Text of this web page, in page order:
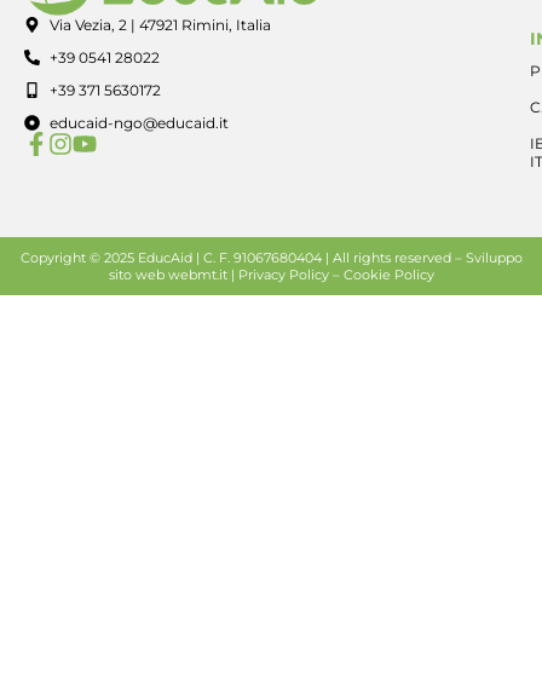
Via Vezia, 2 | 47921 Rimini, Italia
+39 0541 28022
+39 371 5630172
educaid-ngo@educaid.it
Copyright © 2025 EducAid | C. F. 91067680404 | All rights reserved – Sviluppo
sito webwebmt.it | Privacy Policy– Cookie Policy